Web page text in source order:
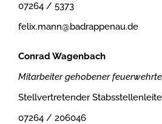
07264 / 5373
felix.mann@badrappenau.de
Conrad Wagenbach
Mitarbeiter gehobener
Stellvertretender
07264 / 206046